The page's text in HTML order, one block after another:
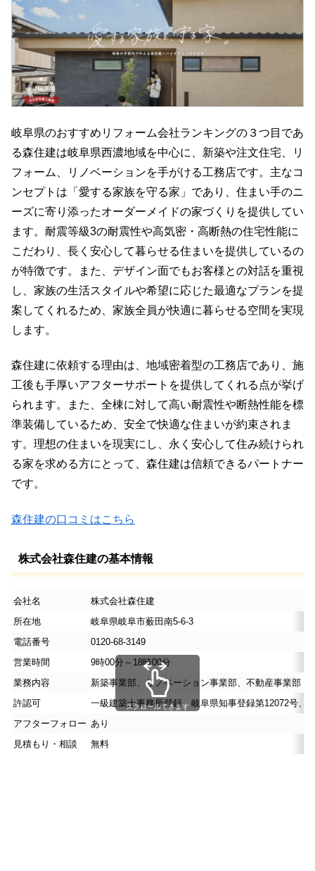
岐阜県のおすすめリフォーム会社ランキングの３つ目であ
る森住建は岐阜県西濃地域を中心に、新築や注文住宅、リ
フォーム、リノベーションを手がける工務店です。主なコ
ンセプトは「愛する家族を守る家」であり、住まい手のニ
ーズに寄り添ったオーダーメイドの家づくりを提供してい
ます。耐震等級3の耐震性や高気密・高断熱の住宅性能に
こだわり、長く安心して暮らせる住まいを提供しているの
が特徴です。また、デザイン面でもお客様との対話を重視
し、家族の生活スタイルや希望に応じた最適なプランを提
案してくれるため、家族全員が快適に暮らせる空間を実現
します。
森住建に依頼する理由は、地域密着型の工務店であり、施
工後も手厚いアフターサポートを提供してくれる点が挙げ
られます。また、全棟に対して高い耐震性や断熱性能を標
準装備しているため、安全で快適な住まいが約束されま
す。理想の住まいを現実にし、永く安心して住み続けられ
る家を求める方にとって、森住建は信頼できるパートナー
です。
森住建の口コミはこちら
株式会社森住建の基本情報
会社名
株式会社森住建
所在地
岐阜県岐阜市薮田南5-6-3
電話番号
0120-68-3149
営業時間
9時00分～18時00分
業務内容
新築事業部、リノベーション事業部、不動産事業部
許認可
一級建築士事務所登録 岐阜県知事登録第12072号、
アフターフォロー あり
見積もり・相談
無料
スクロールできます